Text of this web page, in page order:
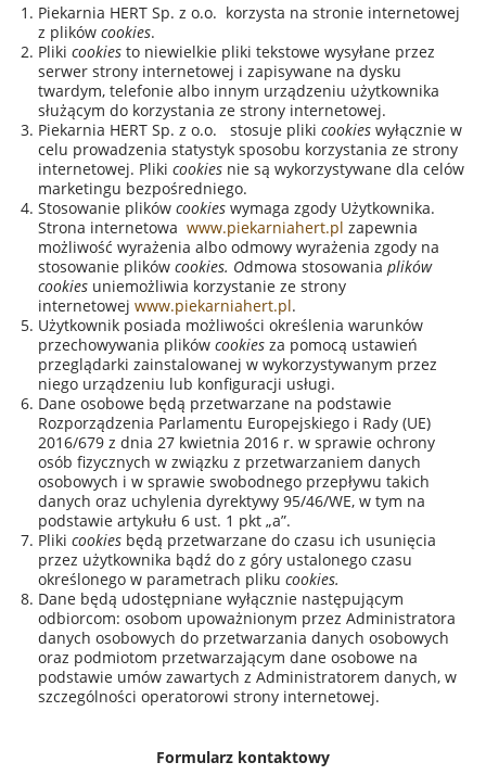
Piekarnia HERT Sp. z o.o. korzysta na stronie internetowej
z plików cookies.
Pliki cookies to niewielkie pliki tekstowe wysyłane przez
serwer strony internetowej i zapisywane na dysku
twardym, telefonie albo innym urządzeniu użytkownika
służącym do korzystania ze strony internetowej.
Piekarnia HERT Sp. z o.o. stosuje pliki cookies wyłącznie w
celu prowadzenia statystyk sposobu korzystania ze strony
internetowej. Pliki cookies nie są wykorzystywane dla celów
marketingu bezpośredniego.
Stosowanie plików cookies wymaga zgody Użytkownika.
Strona internetowa www.piekarniahert.pl zapewnia
możliwość wyrażenia albo odmowy wyrażenia zgody na
stosowanie plików cookies. Odmowa stosowania plików
cookies uniemożliwia korzystanie ze strony
internetowej www.piekarniahert.pl.
Użytkownik posiada możliwości określenia warunków
przechowywania plików cookies za pomocą ustawień
przeglądarki zainstalowanej w wykorzystywanym przez
niego urządzeniu lub konfiguracji usługi.
Dane osobowe będą przetwarzane na podstawie
Rozporządzenia Parlamentu Europejskiego i Rady (UE)
2016/679 z dnia 27 kwietnia 2016 r. w sprawie ochrony
osób fizycznych w związku z przetwarzaniem danych
osobowych i w sprawie swobodnego przepływu takich
danych oraz uchylenia dyrektywy 95/46/WE, w tym na
podstawie artykułu 6 ust. 1 pkt „a”.
Pliki cookies będą przetwarzane do czasu ich usunięcia
przez użytkownika bądź do z góry ustalonego czasu
określonego w parametrach pliku cookies.
Dane będą udostępniane wyłącznie następującym
odbiorcom: osobom upoważnionym przez Administratora
danych osobowych do przetwarzania danych osobowych
oraz podmiotom przetwarzającym dane osobowe na
podstawie umów zawartych z Administratorem danych, w
szczególności operatorowi strony internetowej.
Formularz kontaktowy